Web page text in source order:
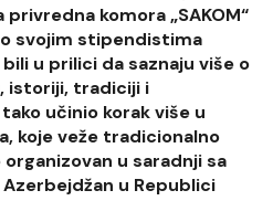
komora „SAKOM“
svojim stipendistima
u prilici da saznaju više o
istoriji, tradiciji i
učinio korak više u
koje veže tradicionalno
u saradnji sa
u Republici